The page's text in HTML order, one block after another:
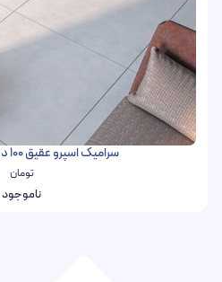
سرامیک اسپرو عقیق 100 در 100 پرسلان مات
تومان
ناموجود